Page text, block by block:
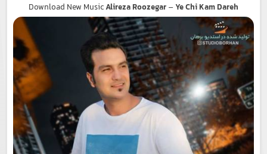
Download New MusicAlireza Roozegar–Ye Chi Kam Dareh